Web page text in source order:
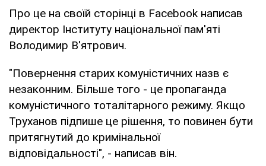
Про це на своїй сторінці в Facebook написав
директор Інституту національної пам'яті
Володимир В'ятрович.
"Повернення старих комуністичних назв є
незаконним. Більше того - це пропаганда
комуністичного тоталітарного режиму. Якщо
Труханов підпише це рішення, то повинен бути
притягнутий до кримінальної
відповідальності", - написав він.